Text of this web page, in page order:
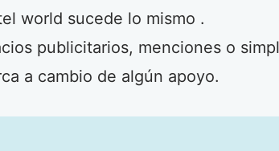
world sucede lo mismo .
publicitarios, menciones o
a cambio de algún apoyo.